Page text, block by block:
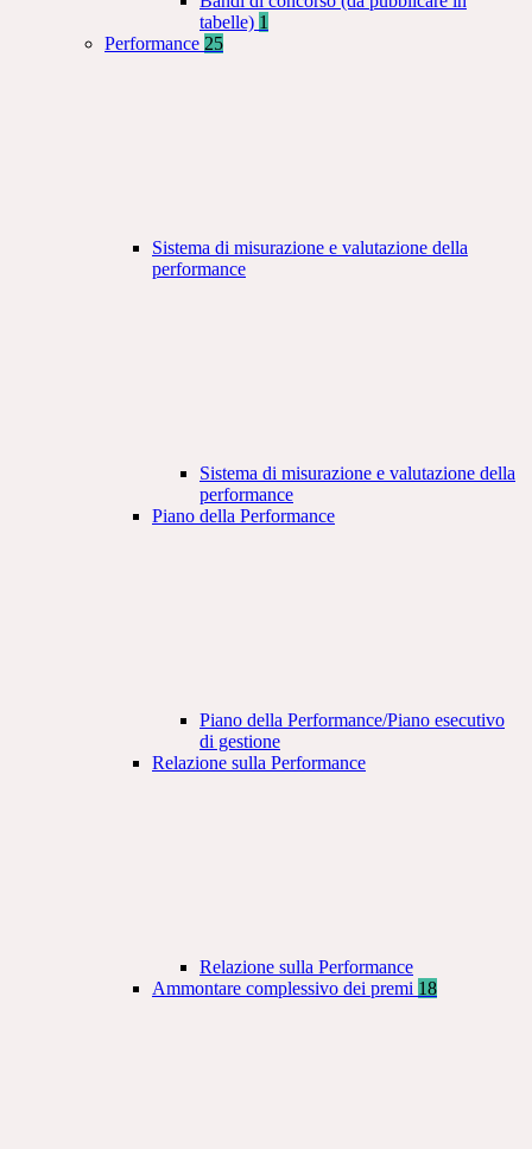
tabelle) 1
Performance 25
Sistema di misurazione e valutazione della
performance
Sistema di misurazione e valutazione della
performance
Piano della Performance
Piano della Performance/Piano esecutivo
di gestione
Relazione sulla Performance
Relazione sulla Performance
Ammontare complessivo dei premi 18